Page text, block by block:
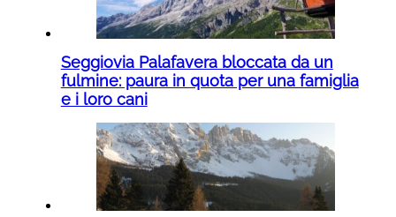
Seggiovia Palafavera bloccata da un
fulmine: paura in quota per una famiglia
e i loro cani